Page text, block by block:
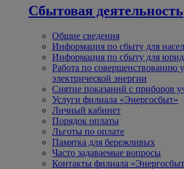
Сбытовая деятельность
Общие сведения
Информация по сбыту для
Информация по сбыту для
Работа по совершенствованию
электрической энергии
Снятие показаний с приборов
Услуги филиала «Энергосбыт»
Личный кабинет
Порядок оплаты
Льготы по оплате
Памятка для бережливых
Часто задаваемые вопросы
Контакты филиала